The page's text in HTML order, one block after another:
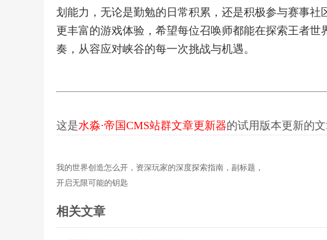
划能力，无论是勤勉的日常积累，还是积极参与赛事
更丰富的游戏体验，希望每位召唤师都能在探索王者
奏，从容应对峡谷的每一次挑战与机遇。
这是水淼·帝国CMS站群文章更新器的试用版本更新的
我的世界创造怎么开，资深玩家的深度探索指南，副标题，
开启无限可能的钥匙
相关文章